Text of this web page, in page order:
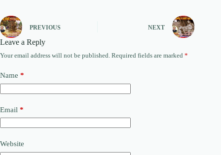
PREVIOUS NEXT
Leave a Reply
Your email address will not be published. Required fields are marked *
Name *
Email *
Website